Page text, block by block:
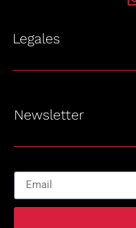
Legales
Newsletter